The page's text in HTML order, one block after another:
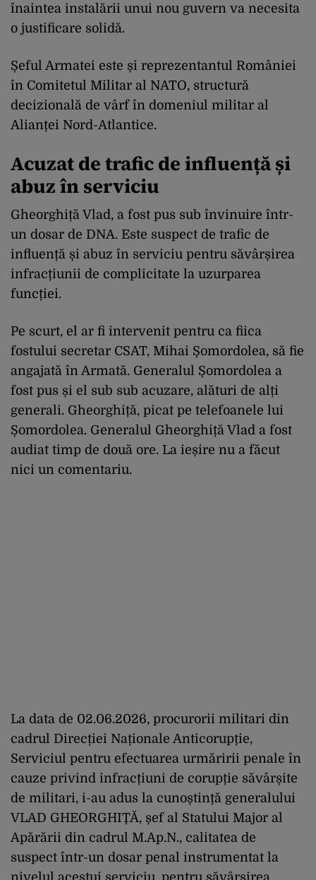
înaintea instalării unui nou guvern va necesita
o justificare solidă.
Șeful Armatei este și reprezentantul României
în Comitetul Militar al NATO, structură
decizională de vârf în domeniul militar al
Alianței Nord-Atlantice.
Acuzat de trafic de influență și
abuz în serviciu
Gheorghiță Vlad, a fost pus sub învinuire într-
un dosar de DNA. Este suspect de trafic de
influență și abuz în serviciu pentru săvârșirea
infracțiunii de complicitate la uzurparea
funcției.
Pe scurt, el ar fi intervenit pentru ca fiica
fostului secretar CSAT, Mihai Șomordolea, să fie
angajată în Armată. Generalul Șomordolea a
fost pus și el sub sub acuzare, alături de alți
generali. Gheorghiță, picat pe telefoanele lui
Șomordolea. Generalul Gheorghiță Vlad a fost
audiat timp de două ore. La ieșire nu a făcut
nici un comentariu.
La data de 02.06.2026, procurorii militari din
cadrul Direcției Naționale Anticorupție,
Serviciul pentru efectuarea urmăririi penale în
cauze privind infracțiuni de corupție săvârșite
de militari, i-au adus la cunoștință generalului
VLAD GHEORGHIȚĂ, șef al Statului Major al
Apărării din cadrul M.Ap.N., calitatea de
suspect într-un dosar penal instrumentat la
nivelul acestui serviciu, pentru săvârșirea